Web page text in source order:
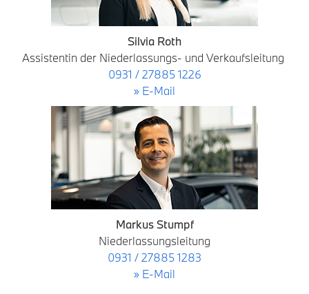
Silvia Roth
Assistentin der Niederlassungs- und Verkaufsleitung
0931 / 27885 1226
» E-Mail
Markus Stumpf
Niederlassungsleitung
0931 / 27885 1283
» E-Mail